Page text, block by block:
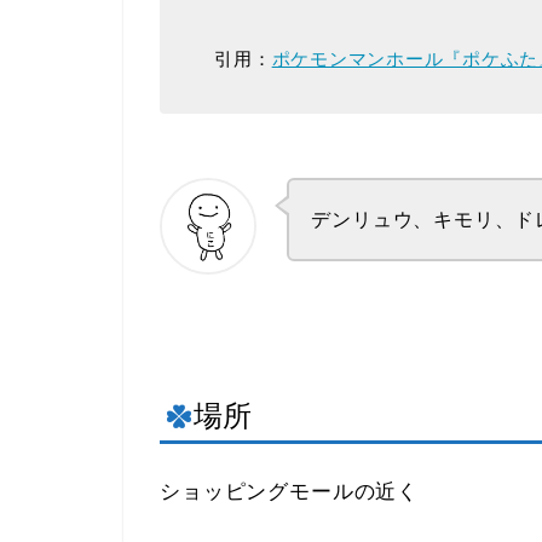
引用： ポケモンマンホール『ポケふた
デンリュウ、キモリ、ド
場所
ショッピングモールの近く